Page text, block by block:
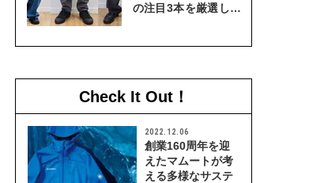
の注目3本を厳選して
Check It Out！
2022.12.06
創業160周年を迎
えたマムートが考
える多様なサステ